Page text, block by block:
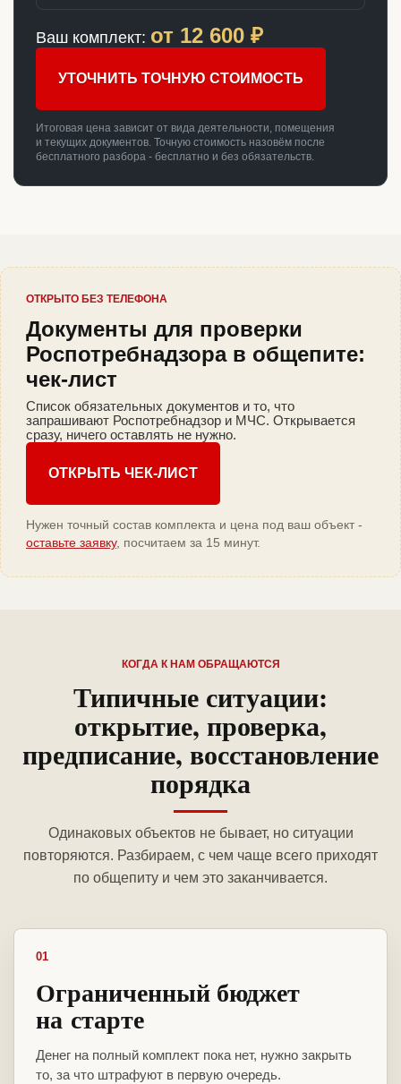
Ваш комплект: от 12 600 ₽
УТОЧНИТЬ ТОЧНУЮ СТОИМОСТЬ
Итоговая цена зависит от вида деятельности, помещения
и текущих документов. Точную стоимость назовём после
бесплатного разбора - бесплатно и без обязательств.
ОТКРЫТО БЕЗ ТЕЛЕФОНА
Документы для проверки
Роспотребнадзора в общепите:
чек-лист
Список обязательных документов и то, что
запрашивают Роспотребнадзор и МЧС. Открывается
сразу, ничего оставлять не нужно.
ОТКРЫТЬ ЧЕК-ЛИСТ
Нужен точный состав комплекта и цена под ваш объект -
оставьте заявку, посчитаем за 15 минут.
КОГДА К НАМ ОБРАЩАЮТСЯ
Типичные ситуации:
открытие, проверка,
предписание, восстановление
порядка
Одинаковых объектов не бывает, но ситуации
повторяются. Разбираем, с чем чаще всего приходят
по общепиту и чем это заканчивается.
01
Ограниченный бюджет
на старте
Денег на полный комплект пока нет, нужно закрыть
то, за что штрафуют в первую очередь.